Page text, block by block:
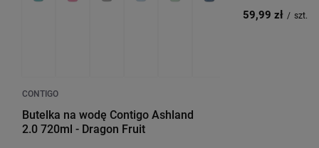
CONTIGO
Butelka na wodę Contigo Ashland
2.0 720ml - Dragon Fruit
59,99 zł / szt.